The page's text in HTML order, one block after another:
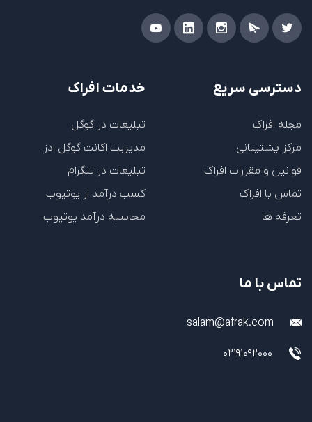
دسترسی سریع
مجله افراک
مرکز پشتیبانی
قوانین و مقررات افراک
تماس با افراک
تعرفه ها
خدمات افراک
تبلیغات در گوگل
مدیریت اکانت گوگل ادز
تبلیغات در تلگرام
کسب درآمد از یوتیوب
محاسبه درآمد یوتیوب
تماس با ما
salam@afrak.com
02191092000